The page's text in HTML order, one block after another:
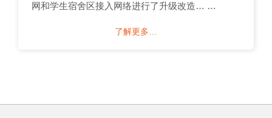
网和学生宿舍区接入网络进行了升级改造… …
了解更多…